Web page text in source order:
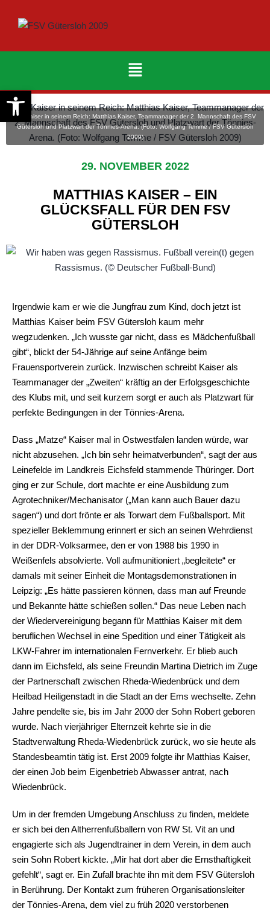
Ein Kaiser in seinem Reich: Matthias Kaiser, Teammanager der 2. Mannschaft des FSV
Gütersloh und Platzwart der Tönnies-Arena. (Foto: Wolfgang Temme / FSV Gütersloh
2009)
29. NOVEMBER 2022
MATTHIAS KAISER – EIN
GLÜCKSFALL FÜR DEN FSV
GÜTERSLOH
Irgendwie kam er wie die Jungfrau zum Kind, doch jetzt ist
Matthias Kaiser beim FSV Gütersloh kaum mehr
wegzudenken. „Ich wusste gar nicht, dass es Mädchenfußball
gibt“, blickt der 54-Jährige auf seine Anfänge beim
Frauensportverein zurück. Inzwischen schreibt Kaiser als
Teammanager der „Zweiten“ kräftig an der Erfolgsgeschichte
des Klubs mit, und seit kurzem sorgt er auch als Platzwart für
perfekte Bedingungen in der Tönnies-Arena.
Dass „Matze“ Kaiser mal in Ostwestfalen landen würde, war
nicht abzusehen. „Ich bin sehr heimatverbunden“, sagt der aus
Leinefelde im Landkreis Eichsfeld stammende Thüringer. Dort
ging er zur Schule, dort machte er eine Ausbildung zum
Agrotechniker/Mechanisator („Man kann auch Bauer dazu
sagen“) und dort frönte er als Torwart dem Fußballsport. Mit
spezieller Beklemmung erinnert er sich an seinen Wehrdienst
in der DDR-Volksarmee, den er von 1988 bis 1990 in
Weißenfels absolvierte. Voll aufmunitioniert „begleitete“ er
damals mit seiner Einheit die Montagsdemonstrationen in
Leipzig: „Es hätte passieren können, dass man auf Freunde
und Bekannte hätte schießen sollen.“ Das neue Leben nach
der Wiedervereinigung begann für Matthias Kaiser mit dem
beruflichen Wechsel in eine Spedition und einer Tätigkeit als
LKW-Fahrer im internationalen Fernverkehr. Er blieb auch
dann im Eichsfeld, als seine Freundin Martina Dietrich im Zuge
der Partnerschaft zwischen Rheda-Wiedenbrück und dem
Heilbad Heiligenstadt in die Stadt an der Ems wechselte. Zehn
Jahre pendelte sie, bis im Jahr 2000 der Sohn Robert geboren
wurde. Nach vierjähriger Elternzeit kehrte sie in die
Stadtverwaltung Rheda-Wiedenbrück zurück, wo sie heute als
Standesbeamtin tätig ist. Erst 2009 folgte ihr Matthias Kaiser,
der einen Job beim Eigenbetrieb Abwasser antrat, nach
Wiedenbrück.
Um in der fremden Umgebung Anschluss zu finden, meldete
er sich bei den Altherrenfußballern von RW St. Vit an und
engagierte sich als Jugendtrainer in dem Verein, in dem auch
sein Sohn Robert kickte. „Mir hat dort aber die Ernsthaftigkeit
gefehlt“, sagt er. Ein Zufall brachte ihn mit dem FSV Gütersloh
in Berührung. Der Kontakt zum früheren Organisationsleiter
der Tönnies-Arena, dem viel zu früh 2020 verstorbenen
Werkzeugleiste öffnen